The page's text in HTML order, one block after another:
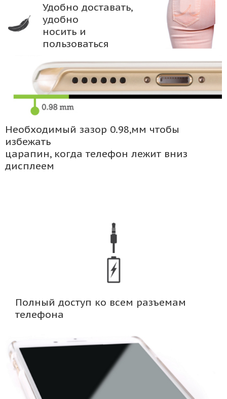
Удобно доставать,
удобно
носить и
пользоваться
Необходимый зазор 0.98,мм чтобы
избежать
царапин, когда телефон лежит вниз
дисплеем
Полный доступ ко всем разъемам
телефона